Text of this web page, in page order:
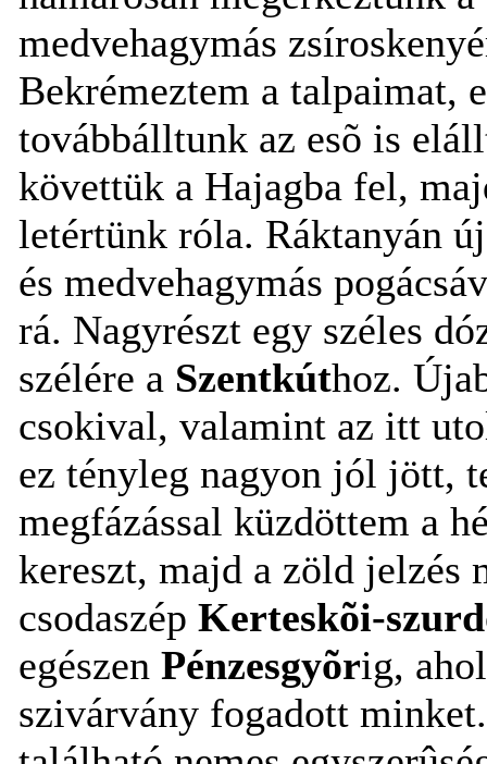
medvehagymás
Bekrémeztem a talpaimat,
továbbálltunk az esõ is
követtük a Hajagba fel,
letértünk róla. Ráktanyán
és medvehagymás
rá. Nagyrészt egy széles
szélére a Szentkúthoz.
csokival, valamint az itt
ez tényleg nagyon jól jött,
megfázással küzdöttem a
kereszt, majd a zöld jelzés
csodaszép Kerteskõi-
egészen Pénzesgyõrig,
szivárvány fogadott